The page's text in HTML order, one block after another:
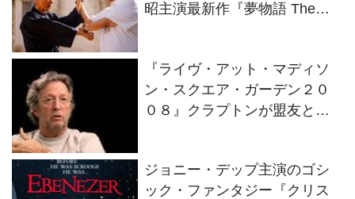
昭主演最新作『夢物語 The
『ライヴ・アット・マディソ
ン・スクエア・ガーデン２０
０８』クラプトンが盟友との
ジョニー・デップ主演のゴシ
ック・ファンタジー『クリス